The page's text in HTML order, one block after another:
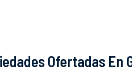
Ofertadas En